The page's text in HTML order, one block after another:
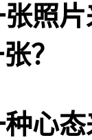
片
？
心